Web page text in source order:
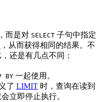
而是对 SELECT 子句中指定
，从而获得相同的结果。不
还是有几点不同：
BY 一起使用。
了 LIMIT 时，查询在读到
立即停止执行。